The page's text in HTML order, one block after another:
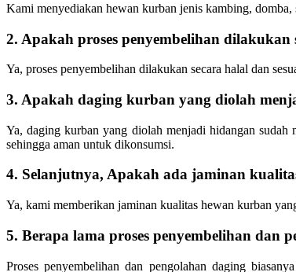
Kami menyediakan hewan kurban jenis kambing, domba,
2. Apakah proses penyembelihan dilakukan
Ya, proses penyembelihan dilakukan secara halal dan
3. Apakah daging kurban yang diolah
Ya, daging kurban yang diolah menjadi hidangan sudah
sehingga aman untuk dikonsumsi.
4. Selanjutnya, Apakah ada jaminan
Ya, kami memberikan jaminan kualitas hewan kurban
5. Berapa lama proses penyembelihan dan
Proses penyembelihan dan pengolahan daging